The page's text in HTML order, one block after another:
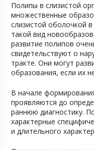
Полипы в слизистой
множественные
слизистой оболочкой
такой вид
развитие полипов
свидетельствуют о
тракте. Они могут
образования, если их
В начале
проявляются до
раннюю диагностику.
характерные
и длительного